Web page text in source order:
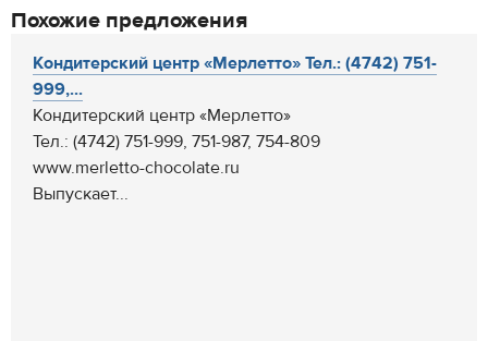
Похожие предложения
Кондитерский центр «Мерлетто» Тел.: (4742) 751-
999,...
Кондитерский центр «Мерлетто»
Тел.: (4742) 751-999, 751-987, 754-809
www.merletto-chocolate.ru
Выпускает...